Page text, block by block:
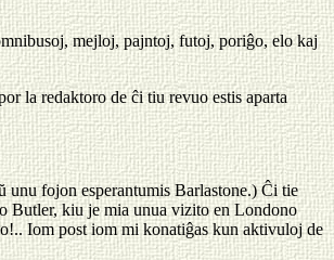
mejloj, pajntoj, futoj, poriĝo, elo kaj
la redaktoro de ĉi tiu revuo estis aparta
fojon esperantumis Barlastone.) Ĉi tie
Butler, kiu je mia unua vizito en Londono
Iom post iom mi konatiĝas kun aktivuloj de